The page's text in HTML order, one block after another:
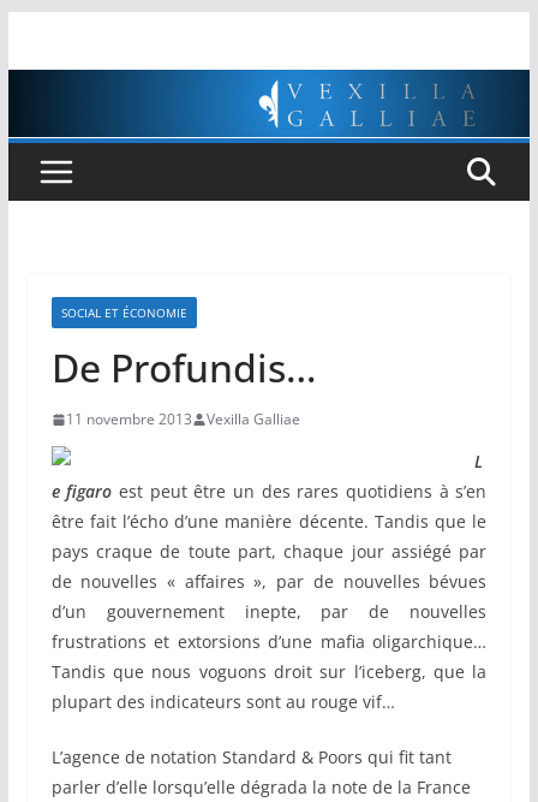
SOCIAL ET ÉCONOMIE
De Profundis…
11 novembre 2013 Vexilla Galliae
L
e figaro est peut être un des rares quotidiens à s’en
être fait l’écho d’une manière décente. Tandis que le
pays craque de toute part, chaque jour assiégé par
de nouvelles « affaires », par de nouvelles bévues
d’un gouvernement inepte, par de nouvelles
frustrations et extorsions d’une mafia oligarchique…
Tandis que nous voguons droit sur l’iceberg, que la
plupart des indicateurs sont au rouge vif…
L’agence de notation Standard & Poors qui fit tant
parler d’elle lorsqu’elle dégrada la note de la France